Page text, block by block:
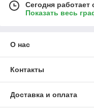
Сегодня работает
Показать весь
О нас
Контакты
Доставка и оплата